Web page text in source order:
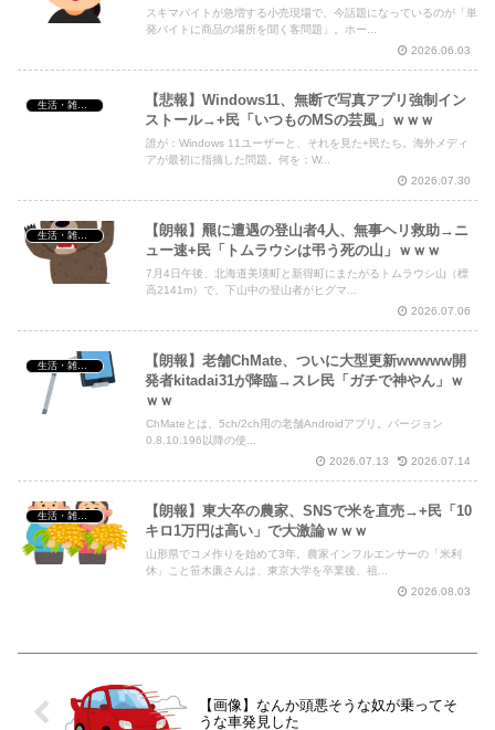
スキマバイトが急増する小売現場で、今話題になっているのが「単
発バイトに商品の場所を聞く客問題」。ホー...
2026.06.03
生活・雑談・恋愛
【悲報】Windows11、無断で写真アプリ強制イン
ストール→+民「いつものMSの芸風」ｗｗｗ
誰が：Windows 11ユーザーと、それを見た+民たち。海外メディ
アが最初に指摘した問題。何を：W...
2026.07.30
生活・雑談・恋愛
【朗報】羆に遭遇の登山者4人、無事ヘリ救助→ニ
ュー速+民「トムラウシは弔う死の山」ｗｗｗ
7月4日午後、北海道美瑛町と新得町にまたがるトムラウシ山（標
高2141m）で、下山中の登山者がヒグマ...
2026.07.06
生活・雑談・恋愛
【朗報】老舗ChMate、ついに大型更新wwwww開
発者kitadai31が降臨→スレ民「ガチで神やん」ｗ
ｗｗ
ChMateとは、5ch/2ch用の老舗Androidアプリ。バージョン
0.8.10.196以降の使...
2026.07.13
2026.07.14
生活・雑談・恋愛
【朗報】東大卒の農家、SNSで米を直売→+民「10
キロ1万円は高い」で大激論ｗｗｗ
山形県でコメ作りを始めて3年。農家インフルエンサーの「米利
休」こと笹木廉さんは、東京大学を卒業後、祖...
2026.08.03
【画像】なんか頭悪そうな奴が乗ってそ
うな車発見した